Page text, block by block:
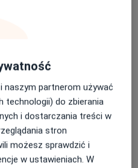
Umów wizytę
naszym partnerom używać
technologii) do zbierania
i dostarczania treści w
stron
możesz sprawdzić i
w ustawieniach. W